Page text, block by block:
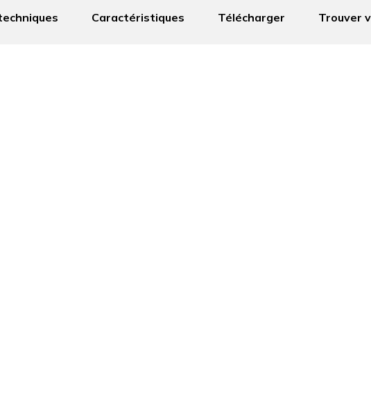
Caractéristiques Télécharger Trouver